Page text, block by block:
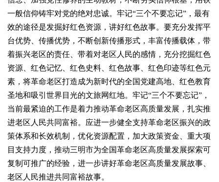
一般信仰铸牢对党的绝对忠诚。牢记“三个不要忘记”，最有
效的途径是发掘好红色资源，讲好红色故事。要充分发挥平
台优势、传播优势，不断创新传播形式，丰富传播载体，带
着振兴老区的责任、带着对老区人民的感情，充分挖掘红色
资源、红色记忆、红色史料、红色故事、红色印迹等红色元
素，将革命老区打造成为新时代的全国党建高地、红色教育
圣地和吸引世界目光的文旅网红地。牢记“三个不要忘记”，
当前最紧迫的工作是着力推动革命老区高质量发展，扎实推
进老区人民共同富裕。应进一步健全支持革命老区振兴的政
策体系和长效机制，优化资源配置，加大政策资金、重大项
目支持力度，推动三明市为全国革命老区高质量发展探索可
复制可推广的经验，进一步讲好革命老区高质量发展故事、
老区人民推进共同富裕故事。